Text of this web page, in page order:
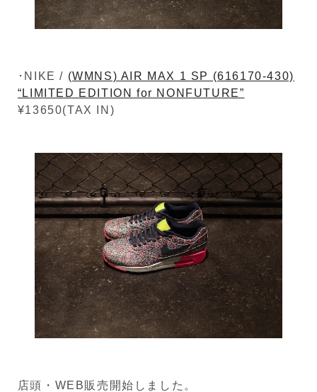
･NIKE / (WMNS) AIR MAX 1 SP (616170-430)
“LIMITED EDITION for NONFUTURE”
¥13650(TAX IN)
店頭・WEB販売開始しました。